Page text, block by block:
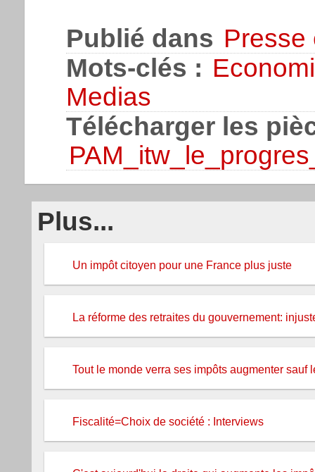
Publié dans Presse
Mots-clés :
Medias
Télécharger les
Plus...
Un impôt citoyen pour une France plus juste
La réforme des retraites du gouvernement:
Tout le monde verra ses impôts augmenter sauf
Fiscalité=Choix de société : Interviews